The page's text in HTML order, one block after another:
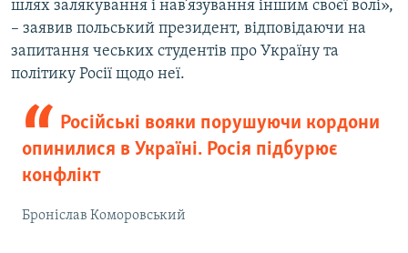
шлях залякування і нав’язування іншим своєї волі»,
– заявив польський президент, відповідаючи на
запитання чеських студентів про Україну та
політику Росії щодо неї.
Російські вояки порушуючи кордони
опинилися в Україні. Росія підбурює
конфлікт
Броніслав Коморовський